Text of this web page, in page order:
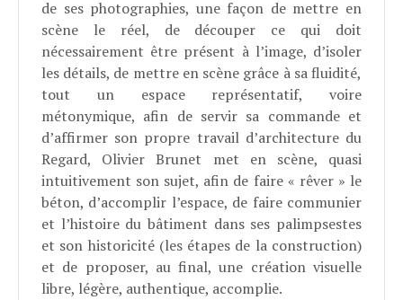
de ses photographies, une façon de mettre en
scène le réel, de découper ce qui doit
nécessairement être présent à l’image, d’isoler
les détails, de mettre en scène grâce à sa fluidité,
tout un espace représentatif, voire
métonymique, afin de servir sa commande et
d’affirmer son propre travail d’architecture du
Regard, Olivier Brunet met en scène, quasi
intuitivement son sujet, afin de faire « rêver » le
béton, d’accomplir l’espace, de faire communier
et l’histoire du bâtiment dans ses palimpsestes
et son historicité (les étapes de la construction)
et de proposer, au final, une création visuelle
libre, légère, authentique, accomplie.